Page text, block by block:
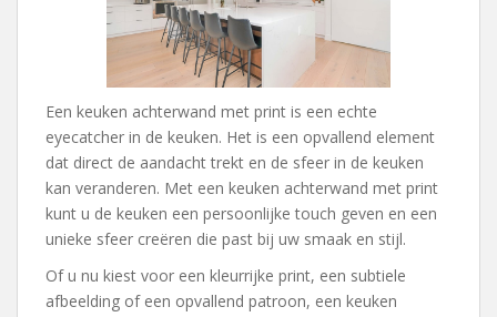
Een keuken achterwand met print is een echte
eyecatcher in de keuken. Het is een opvallend element
dat direct de aandacht trekt en de sfeer in de keuken
kan veranderen. Met een keuken achterwand met print
kunt u de keuken een persoonlijke touch geven en een
unieke sfeer creëren die past bij uw smaak en stijl.
Of u nu kiest voor een kleurrijke print, een subtiele
afbeelding of een opvallend patroon, een keuken